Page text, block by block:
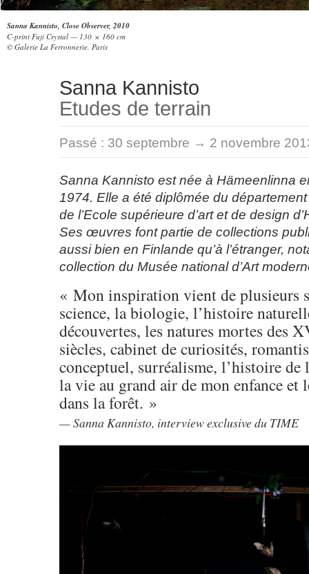
Sanna Kannisto, Close Observer, 2010
C-print Fuji Crystal — 130 × 160 cm
© Galerie La Ferronnerie, Paris
Sanna Kannisto
Etudes de terrain
Passé : 30 septembre → 2 novembre
Sanna Kannisto est née à Hämeenlinna
1974. Elle a été diplômée du
de l’Ecole supérieure d’art et de design
Ses œuvres font partie de collections
aussi bien en Finlande qu’à l’étranger,
collection du Musée national d’Art
« Mon inspiration vient de plusieurs
science, la biologie, l’histoire
découvertes, les natures mortes des
siècles, cabinet de curiosités,
conceptuel, surréalisme, l’histoire de
la vie au grand air de mon enfance et
dans la forêt. »
Sanna Kannisto, interview exclusive du TIME